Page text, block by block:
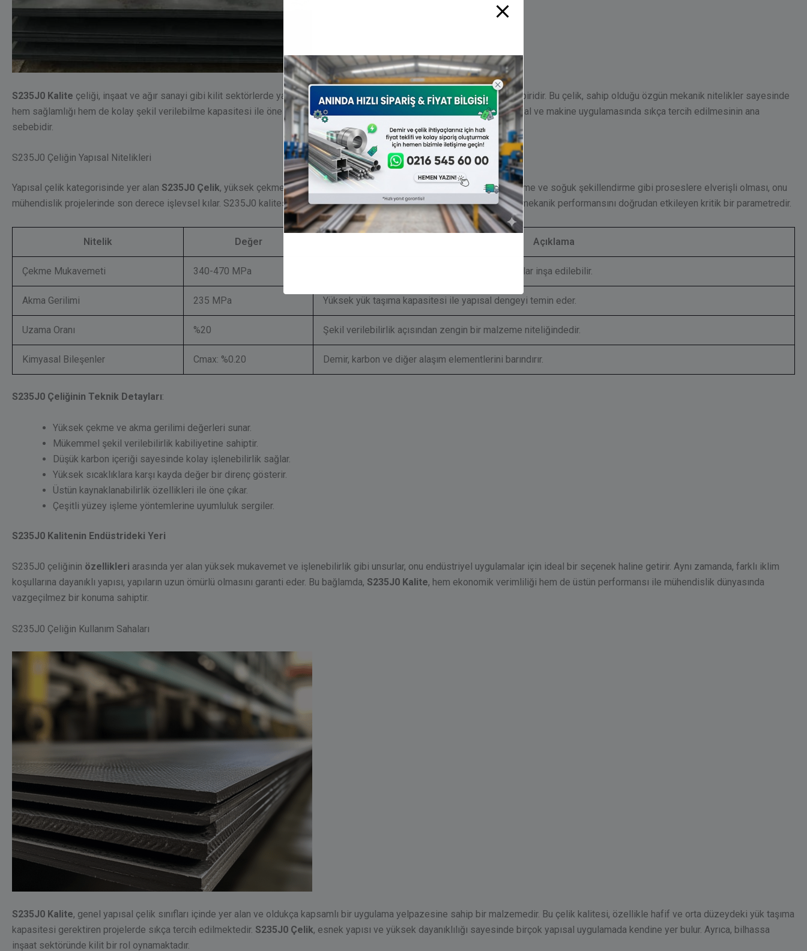
S235J0 Kalite çeliği, inşaat ve ağır sanayi gibi kilit sektörlerde yaygın olarak tercih edilen temel yapısal çelik sınıflarından biridir. Bu çelik, sahip olduğu özgün mekanik nitelikler sayesinde
hem sağlamlığı hem de kolay şekil verilebilme kapasitesi ile öne çıkar. Bu belirgin özellikleri, S235J0 çeliğinin birçok yapısal ve makine uygulamasında sıkça tercih edilmesinin ana
sebebidir.
S235J0 Çeliğin Yapısal Nitelikleri
Yapısal çelik kategorisinde yer alan S235J0 Çelik, yüksek çekme mukavemetine sahip bir malzemedir. Özellikle sıcak dövme ve soğuk şekillendirme gibi proseslere elverişli olması, onu
mühendislik projelerinde son derece işlevsel kılar. S235J0 kalitesindeki çeliklerde bulunan kimyasal bileşim, malzemenin mekanik performansını doğrudan etkileyen kritik bir parametredir.
Nitelik Değer Açıklama
Çekme Mukavemeti 340-470 MPa Yüksek çekme dayanımı sayesinde sağlam yapılar inşa edilebilir.
Akma Gerilimi 235 MPa Yüksek yük taşıma kapasitesi ile yapısal dengeyi temin eder.
Uzama Oranı %20 Şekil verilebilirlik açısından zengin bir malzeme niteliğindedir.
Kimyasal Bileşenler Cmax: %0.20 Demir, karbon ve diğer alaşım elementlerini barındırır.
S235J0 Çeliğinin Teknik Detayları:
Yüksek çekme ve akma gerilimi değerleri sunar.
Mükemmel şekil verilebilirlik kabiliyetine sahiptir.
Düşük karbon içeriği sayesinde kolay işlenebilirlik sağlar.
Yüksek sıcaklıklara karşı kayda değer bir direnç gösterir.
Üstün kaynaklanabilirlik özellikleri ile öne çıkar.
Çeşitli yüzey işleme yöntemlerine uyumluluk sergiler.
S235J0 Kalitenin Endüstrideki Yeri
S235J0 çeliğinin özellikleri arasında yer alan yüksek mukavemet ve işlenebilirlik gibi unsurlar, onu endüstriyel uygulamalar için ideal bir seçenek haline getirir. Aynı zamanda, farklı iklim
koşullarına dayanıklı yapısı, yapıların uzun ömürlü olmasını garanti eder. Bu bağlamda, S235J0 Kalite, hem ekonomik verimliliği hem de üstün performansı ile mühendislik dünyasında
vazgeçilmez bir konuma sahiptir.
S235J0 Çeliğin Kullanım Sahaları
S235J0 Kalite, genel yapısal çelik sınıfları içinde yer alan ve oldukça kapsamlı bir uygulama yelpazesine sahip bir malzemedir. Bu çelik kalitesi, özellikle hafif ve orta düzeydeki yük taşıma
kapasitesi gerektiren projelerde sıkça tercih edilmektedir. S235J0 Çelik, esnek yapısı ve yüksek dayanıklılığı sayesinde birçok yapısal uygulamada kendine yer bulur. Ayrıca, bilhassa
inşaat sektöründe kilit bir rol oynamaktadır.